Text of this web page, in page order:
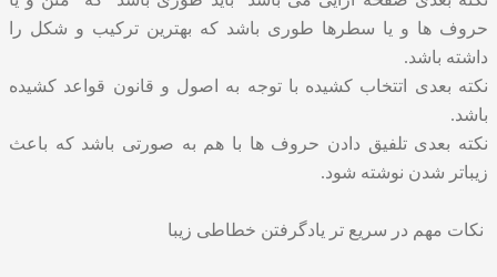
حروف ها و یا سطرها طوری باشد که بهترین ترکیب و شکل را
داشته باشد‌.
نکته بعدی اتتخاب کشیده با توجه به اصول و قانون قواعد کشیده
باشد.
نکته بعدی تلفیق دادن حروف ها با هم به صورتی باشد که باعث
زیباتر شدن نوشته شود‌.
نکات مهم در سریع تر یادگرفتن خطاطی زیبا